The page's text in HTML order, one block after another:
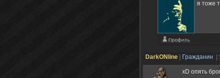
я тоже
DarkONline Гражданин
xD опять